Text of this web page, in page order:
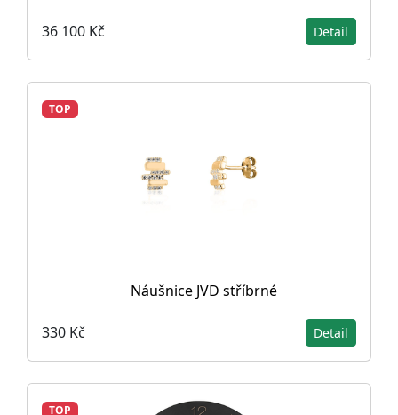
36 100 Kč Detail
TOP
Náušnice JVD stříbrné
330 Kč Detail
TOP